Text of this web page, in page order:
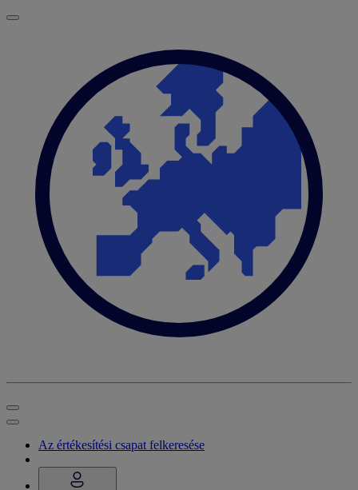
Az értékesítési csapat felkeresése